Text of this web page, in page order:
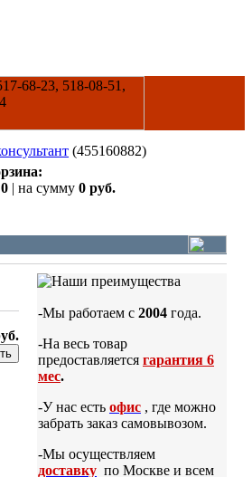
(455160882)
0 | на сумму 0 руб.
-Мы работаем с 2004 года.
-На весь товар
предоставляется гарантия 6
мес.
-У нас есть офис , где можно
забрать заказ самовывозом.
-Мы осуществляем
доставку по Москве и всем